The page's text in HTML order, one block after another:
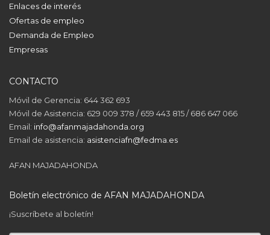
Enlaces de interés
Ofertas de empleo
Demanda de Empleo
Empresas
CONTACTO
Móvil de Gerencia: 644 362 693
Móvil de Asistencia: 629 009 378 / 659 443 815 / 686 647 066
Email: info@afanmajadahonda.org
Email de asistencia: asistenciafn@fedma.es
AFAN MAJADAHONDA
Boletín electrónico de AFAN MAJADAHONDA
¡Suscríbete al boletín!